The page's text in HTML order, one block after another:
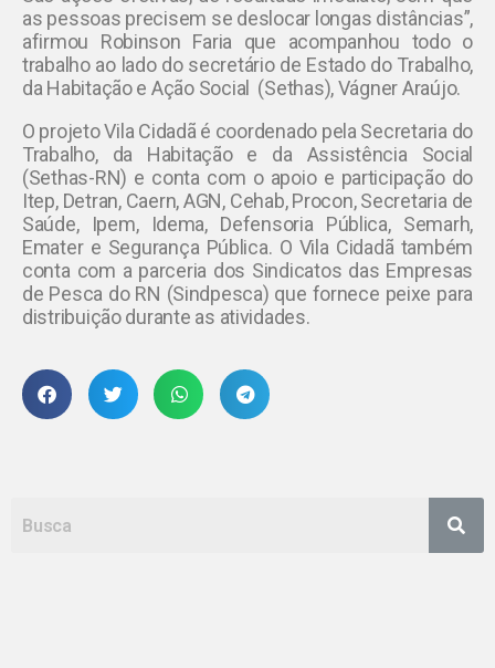
as pessoas precisem se deslocar longas distâncias”,
afirmou Robinson Faria que acompanhou todo o
trabalho ao lado do secretário de Estado do Trabalho,
da Habitação e Ação Social (Sethas), Vágner Araújo.
O projeto Vila Cidadã é coordenado pela Secretaria do
Trabalho, da Habitação e da Assistência Social
(Sethas-RN) e conta com o apoio e participação do
Itep, Detran, Caern, AGN, Cehab, Procon, Secretaria de
Saúde, Ipem, Idema, Defensoria Pública, Semarh,
Emater e Segurança Pública. O Vila Cidadã também
conta com a parceria dos Sindicatos das Empresas
de Pesca do RN (Sindpesca) que fornece peixe para
distribuição durante as atividades.